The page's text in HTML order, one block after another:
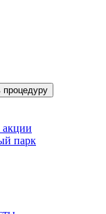
процедуру
парк